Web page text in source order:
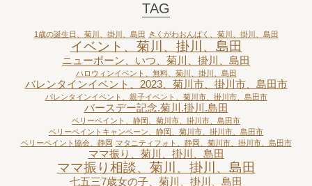
TAG
1歳の誕生日、菊川、掛川、島田 きくがわおんぱく、菊川、掛川、島田
イベント、菊川、掛川、島田
ニューボーン、いつ、菊川、掛川、島田
ハロウィンイベント、無料、菊川、掛川、島田
バレンタインイベント、2023、菊川市、掛川市、島田市
バレンタインイベント、親子イベント、菊川市、掛川市、島田市
バースデー記念.菊川.掛川.島田
ベリーペイント、静岡、菊川市、掛川市、島田市
ベリーペイントキャンペーン、静岡、菊川市、掛川市、島田市
ベリーペイント協会、静岡 マタニティフォト、静岡、菊川市、掛川市、島田市
ママ振り、菊川、掛川、島田
ママ振り相談、菊川、掛川、島田
七五三7歳女の子、菊川、掛川、島田